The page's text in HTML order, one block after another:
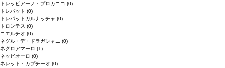
トレッビアーノ・プロカニコ (0)
トレパット (0)
トレパットガルナッチャ (0)
トロンテス (0)
ニエルチオ (0)
ネグル・デ・ドラガシャニ (0)
ネグロアマーロ (1)
ネッビオーロ (0)
ネレット・カプチーオ (0)